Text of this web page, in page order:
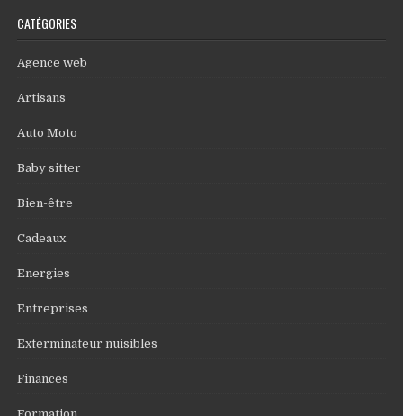
CATÉGORIES
Agence web
Artisans
Auto Moto
Baby sitter
Bien-être
Cadeaux
Energies
Entreprises
Exterminateur nuisibles
Finances